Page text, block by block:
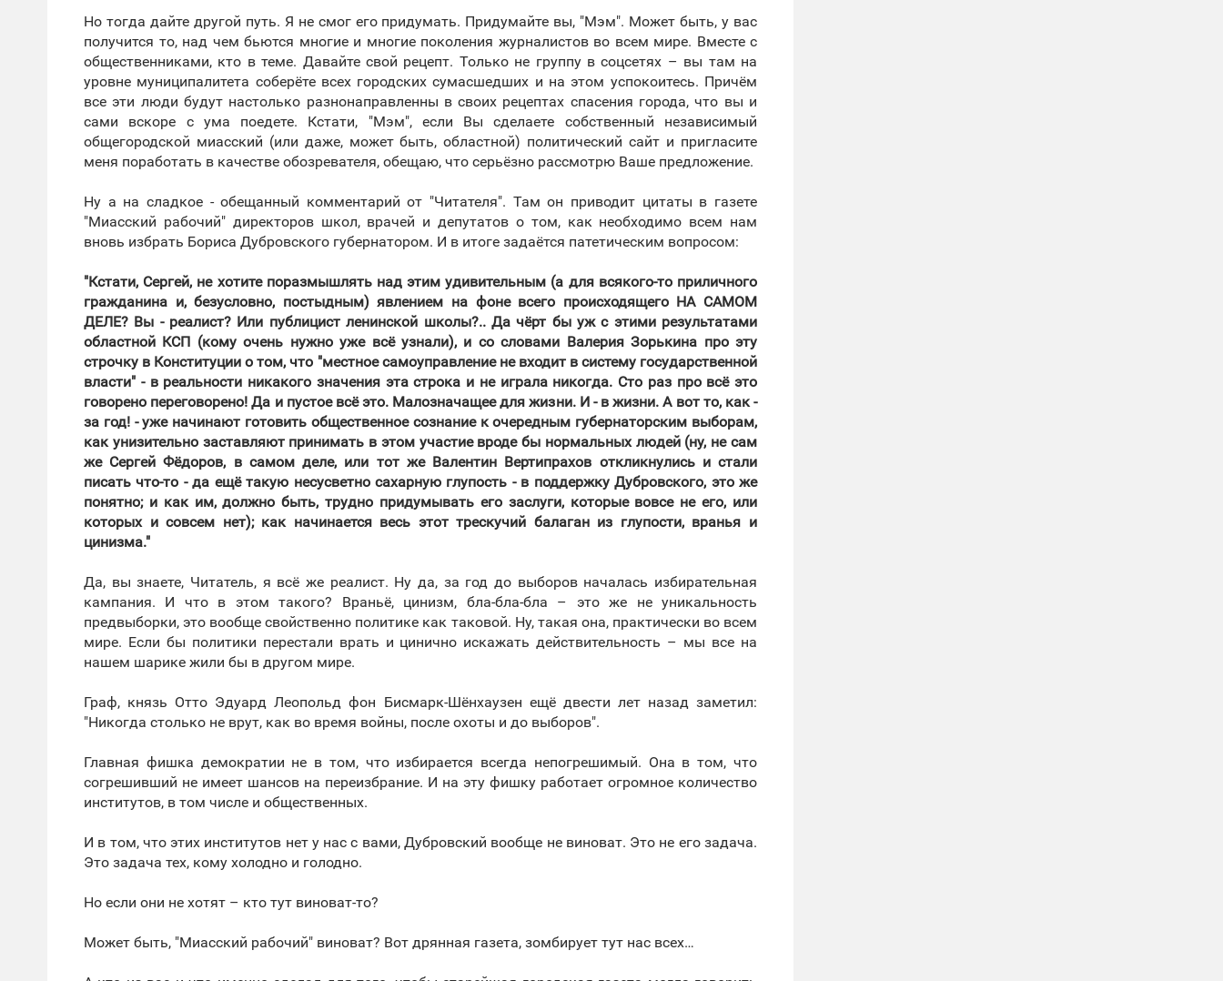
Но тогда дайте другой путь. Я не смог его придумать. Придумайте вы, "Мэм". Может быть, у вас
получится то, над чем бьются многие и многие поколения журналистов во всем мире. Вместе с
общественниками, кто в теме. Давайте свой рецепт. Только не группу в соцсетях – вы там на
уровне муниципалитета соберёте всех городских сумасшедших и на этом успокоитесь. Причём
все эти люди будут настолько разнонаправленны в своих рецептах спасения города, что вы и
сами вскоре с ума поедете. Кстати, "Мэм", если Вы сделаете собственный независимый
общегородской миасский (или даже, может быть, областной) политический сайт и пригласите
меня поработать в качестве обозревателя, обещаю, что серьёзно рассмотрю Ваше предложение.
Ну а на сладкое - обещанный комментарий от "Читателя". Там он приводит цитаты в газете
"Миасский рабочий" директоров школ, врачей и депутатов о том, как необходимо всем нам
вновь избрать Бориса Дубровского губернатором. И в итоге задаётся патетическим вопросом:
"Кстати, Сергей, не хотите поразмышлять над этим удивительным (а для всякого-то приличного
гражданина и, безусловно, постыдным) явлением на фоне всего происходящего НА САМОМ
ДЕЛЕ? Вы - реалист? Или публицист ленинской школы?.. Да чёрт бы уж с этими результатами
областной КСП (кому очень нужно уже всё узнали), и со словами Валерия Зорькина про эту
строчку в Конституции о том, что "местное самоуправление не входит в систему государственной
власти" - в реальности никакого значения эта строка и не играла никогда. Сто раз про всё это
говорено переговорено! Да и пустое всё это. Малозначащее для жизни. И - в жизни. А вот то, как -
за год! - уже начинают готовить общественное сознание к очередным губернаторским выборам,
как унизительно заставляют принимать в этом участие вроде бы нормальных людей (ну, не сам
же Сергей Фёдоров, в самом деле, или тот же Валентин Вертипрахов откликнулись и стали
писать что-то - да ещё такую несусветно сахарную глупость - в поддержку Дубровского, это же
понятно; и как им, должно быть, трудно придумывать его заслуги, которые вовсе не его, или
которых и совсем нет); как начинается весь этот трескучий балаган из глупости, вранья и
цинизма."
Да, вы знаете, Читатель, я всё же реалист. Ну да, за год до выборов началась избирательная
кампания. И что в этом такого? Враньё, цинизм, бла-бла-бла – это же не уникальность
предвыборки, это вообще свойственно политике как таковой. Ну, такая она, практически во всем
мире. Если бы политики перестали врать и цинично искажать действительность – мы все на
нашем шарике жили бы в другом мире.
Граф, князь Отто Эдуард Леопольд фон Бисмарк-Шёнхаузен ещё двести лет назад заметил:
"Никогда столько не врут, как во время войны, после охоты и до выборов".
Главная фишка демократии не в том, что избирается всегда непогрешимый. Она в том, что
согрешивший не имеет шансов на переизбрание. И на эту фишку работает огромное количество
институтов, в том числе и общественных.
И в том, что этих институтов нет у нас с вами, Дубровский вообще не виноват. Это не его задача.
Это задача тех, кому холодно и голодно.
Но если они не хотят – кто тут виноват-то?
Может быть, "Миасский рабочий" виноват? Вот дрянная газета, зомбирует тут нас всех…